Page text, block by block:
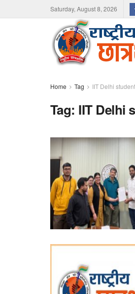
Saturday, August 8, 2026
Home Tag IIT Delhi
Tag: IIT Delhi